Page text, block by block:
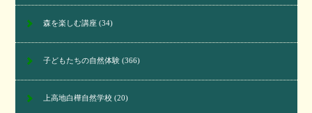
森を楽しむ講座(34)
子どもたちの自然体験(366)
上高地白樺自然学校(20)